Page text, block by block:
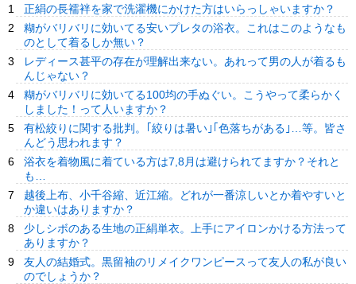
正絹の長襦袢を家で洗濯機にかけた方はいらっしゃいますか？
糊がバリバリに効いてる安いプレタの浴衣。これはこのようなも
のとして着るしか無い？
レディース甚平の存在が理解出来ない。あれって男の人が着るも
んじゃない？
糊がバリバリに効いてる100均の手ぬぐい。こうやって柔らかく
しました！って人いますか？
有松絞りに関する批判。｢絞りは暑い｣｢色落ちがある｣…等。皆さ
んどう思われます？
浴衣を着物風に着ている方は7,8月は避けられてますか？それと
も…
越後上布、小千谷縮、近江縮。どれが一番涼しいとか着やすいと
か違いはありますか？
少しシボのある生地の正絹単衣。上手にアイロンかける方法って
ありますか？
友人の結婚式。黒留袖のリメイクワンピースって友人の私が良い
のでしょうか？